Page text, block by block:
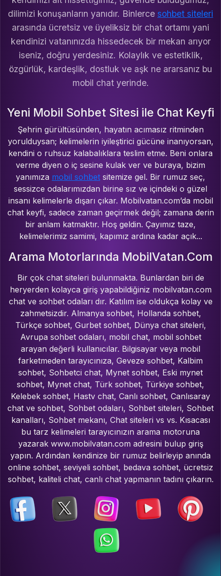
dilimizi konuşanların yanıdır. Binlerce sohbet siteleri
arasında ücretsiz ve üyeliksiz bir chat ortamı yani
kendinizi vatanınızda hissedecek bir mekan arıyor
iseniz, doğru yerdesiniz. Kolaylık ve estetiklik,
özgürlük, kardeşlik, dostluk ve aşk ne ararsanız bu
mobil chat yerinde.
Yeni Mobil Sohbet Sitesi ile Chat Keyfi
Şehrin gürültüsünden, hayatın acımasız ritminden
yorulduysan; kelimelerin iyileştirici gücüne inanıyorsan,
kendini o ruhsuz kalabalıklara teslim etme. Beni onlara
verme diyen o iç sesine kulak ver ve buraya, bizim
yanımıza mobil sohbet sitemize gel. Bir rumuz seç,
sessizce odalarımızdan birine sız ve içindeki o güzel
insanı kelimelerle dışarı çıkar. Mobilvatan.com’da mobil
chat keyfi, sadece zaman geçirmek değil; zamana derin
bir anlam katmaktır. Hoş geldin. Çayımız taze,
kelimelerimiz samimi, kapımız ardına kadar açık...
Arama Motorlarında MobilVatan.Com
Bir çok chat siteleri bulunmakta. Bunlardan biri de
heryerden kolayca giriş yapabildiğiniz mobilvatan.com
chat ve sohbet odaları dır. Katılım ise oldukça kolay ve
zahmetsizdir. Almanya sohbet, Hollanda sohbet,
Türkçe sohbet, Gurbet sohbet, Dünya chat siteleri,
Avrupa sohbet odaları, mobil chat, mobil sohbet
arayan değerli kullanıcılar. Bilgisayar veya mobil
farketmeden tarayıcınıza, Geveze sohbet, Kalbim
sohbet, Sohbetci chat, Mynet sohbet, Eski mynet
sohbet, Mynet chat, Türk sohbet, Türkiye sohbet,
Kelebek sohbet, Hastv chat, Canlı sohbet, Canlısaray
chat ve sohbet, Sohbet odaları, Sohbet siteleri, Sohbet
kanalları, Sohbet mekanı, Chat siteleri vs vs. Kısacası
bu tarz kelimeleri tarayıcınızın arama motoruna
yazarak www.mobilvatan.com adresini bulup giriş
yapın. Ardından kendinize bir rumuz belirleyip anında
online sohbet, seviyeli sohbet, bedava sohbet, ücretsiz
sohbet, kaliteli chat, canlı chat yapmanın tadını çıkarın.